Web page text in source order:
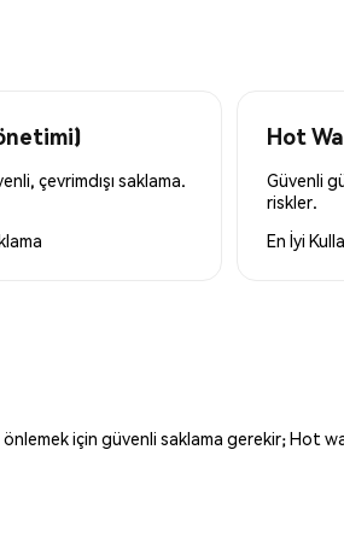
çevrimdışı saklama.
Hot
Güvenli
riskler.
En İyi
için güvenli saklama gerekir; Hot